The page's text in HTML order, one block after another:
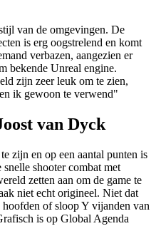
van de omgevingen. De
is erg oogstrelend en komt
verbazen, aangezien er
bekende Unreal engine.
zijn zeer leuk om te zien,
ik gewoon te verwend"
van Dyck
zijn en op een aantal punten is
shooter combat met
zetten aan om de game te
niet echt origineel. Niet dat
of sloop Y vijanden van
is op Global Agenda